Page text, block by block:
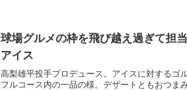
球場グルメの枠を飛び越え過ぎて担
アイス
高梨雄平投手プロデュース。アイスに対するゴ
フルコース内の一品の様。デザートともおつま